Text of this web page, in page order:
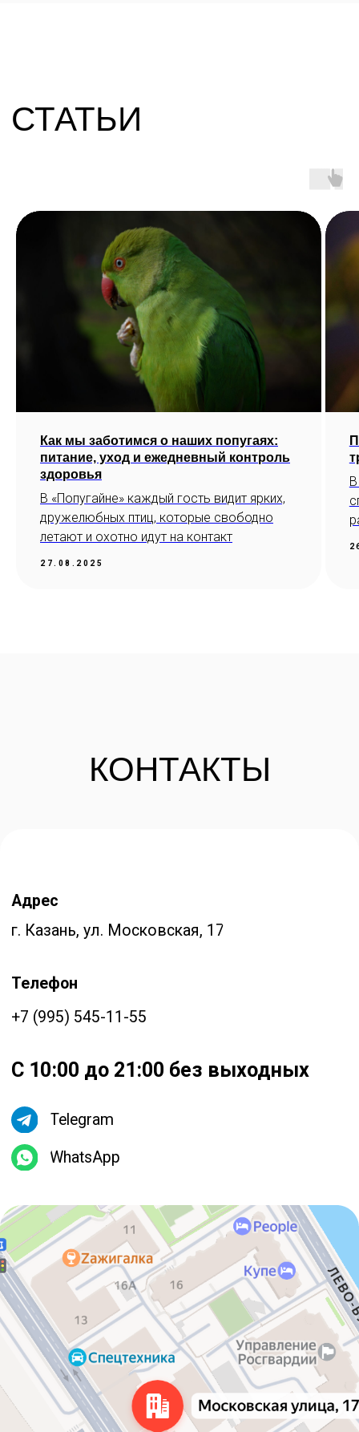
Как мы заботимся о наших попугаях:
питание, уход и ежедневный контроль
здоровья
В «Попугайне» каждый гость видит ярких,
дружелюбных птиц, которые свободно
летают и охотно идут на контакт
27.08.2025